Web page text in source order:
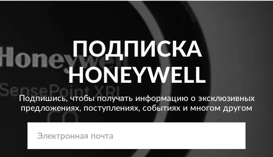
ПОДПИСКА
HONEYWELL
Подпишись, чтобы получать информацию о эксклюзивных
предложениях, поступлениях, событиях и многом другом